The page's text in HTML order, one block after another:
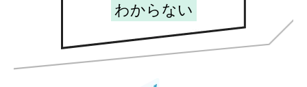
わからない